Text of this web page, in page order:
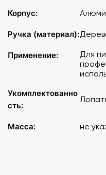
Корпус:
Ручка (материал):
Применение:
Для
Укомплектованно
сть:
Масса: не